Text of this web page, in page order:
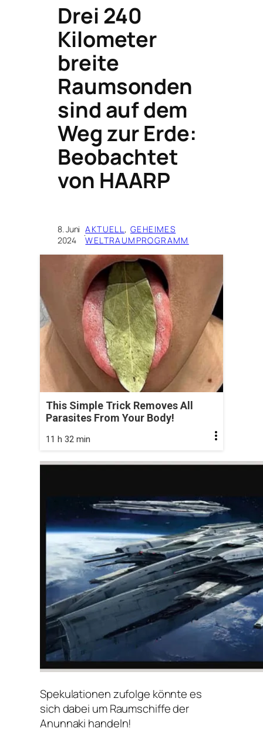
Drei 240
Kilometer
breite
Raumsonden
sind auf dem
Weg zur Erde:
Beobachtet
von HAARP
8. Juni
2024
·AKTUELL, GEHEIMES
WELTRAUMPROGRAMM
This Simple Trick Removes All
Parasites From Your Body!
11 h 32 min
Spekulationen zufolge könnte es
sich dabei um Raumschiffe der
Anunnaki handeln!